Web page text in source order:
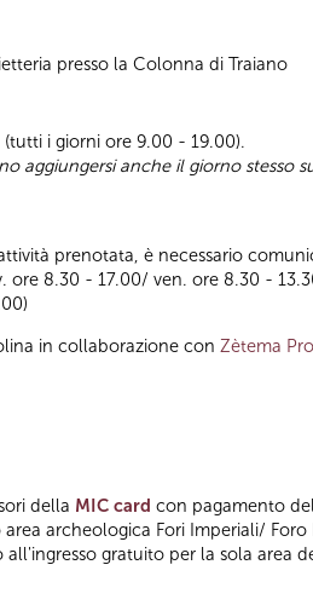
presso la Colonna di Traiano
(tutti i giorni ore 9.00 - 19.00).
aggiungersi anche il giorno stesso
prenotata, è necessario
ore 8.30 - 17.00/ ven. ore 8.30 -
in collaborazione con Zètema
della MIC card con pagamento
area archeologica Fori Imperiali/
gratuito per la sola area